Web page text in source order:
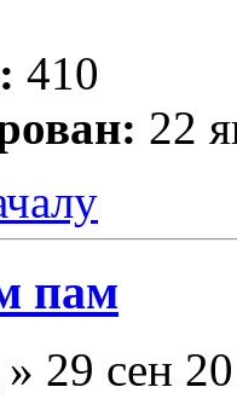
410
22
пам
» 29 сен